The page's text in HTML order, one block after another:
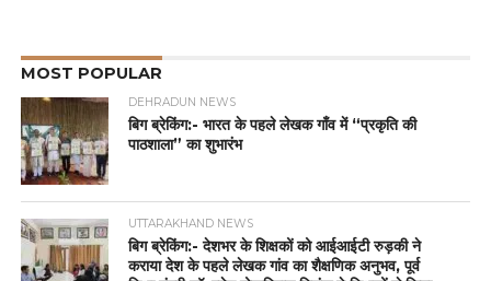
MOST POPULAR
DEHRADUN NEWS
बिग ब्रेकिंग:- भारत के पहले लेखक गाँव में “प्रकृति की
पाठशाला” का शुभारंभ
UTTARAKHAND NEWS
बिग ब्रेकिंग:- देशभर के शिक्षकों को आईआईटी रुड़की ने
कराया देश के पहले लेखक गांव का शैक्षणिक अनुभव, पूर्व